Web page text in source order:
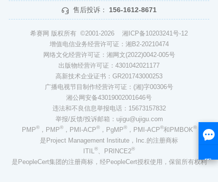
售后投诉： 156-1612-8671
希赛网 版权所有 ©2001-2026 湘ICP备10203241号-12
增值电信业务经营许可证：湘B2-20210474
网络文化经营许可证：湘网文(2022)0042-005号
出版物经营许可证：4301042021177
高新技术企业证书：GR201743000253
广播电视节目制作经营许可证：(湘)字00306号
湘公网安备43019002001646号
违法和不良信息举报电话：15673157832
举报/反馈/投诉邮箱：ujigu@ujigu.com
PMP®，PMP®，PMI-ACP®，PgMP®，PMI-ACP®和PMBOK®
是Project Management Institute，Inc.的注册商标
ITIL®、PRINCE2®
是PeopleCert集团的注册商标，经PeopleCert授权使用，保留所有权利